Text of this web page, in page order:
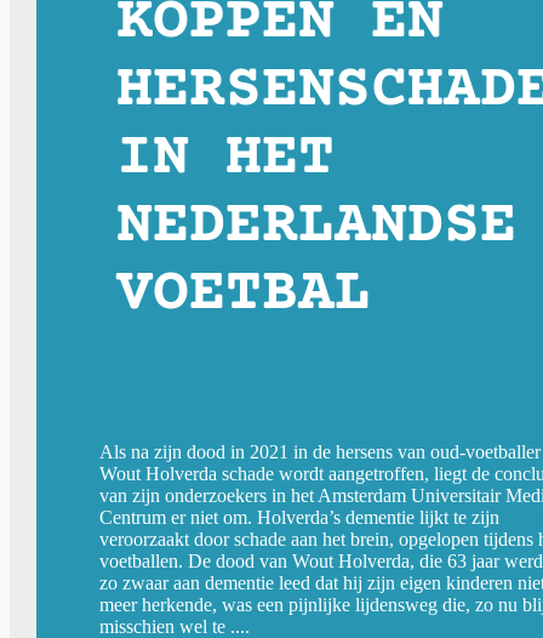
KOPPEN EN
IN HET
NEDERLANDSE
VOETBAL
Als na zijn dood in 2021 in de hersens van oud-voetballer
Wout Holverda schade wordt aangetroffen, liegt de
van zijn onderzoekers in het Amsterdam Universitair
Centrum er niet om. Holverda’s dementie lijkt te zijn
veroorzaakt door schade aan het brein, opgelopen tijdens
voetballen. De dood van Wout Holverda, die 63 jaar
zo zwaar aan dementie leed dat hij zijn eigen kinderen
meer herkende, was een pijnlijke lijdensweg die, zo nu
misschien wel te ....